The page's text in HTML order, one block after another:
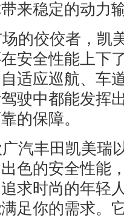
来稳定的动力
的佼佼者，凯
安全性能上下
适应巡航、车
驶中都能发挥
的保障。
汽丰田凯美瑞
色的安全性能
求时尚的年轻
足你的需求。